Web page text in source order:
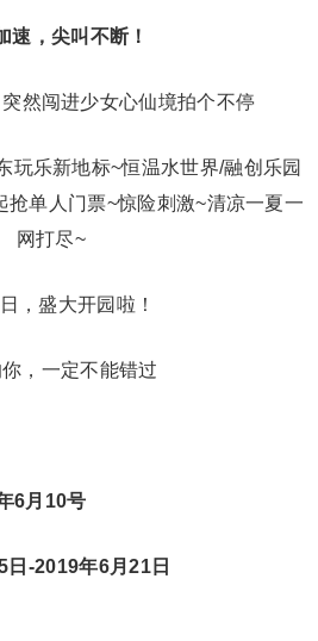
速，尖叫不断！
然闯进少女心仙境拍个不停
，盛大开园啦！
，一定不能错过
6月10号
-2019年6月21日